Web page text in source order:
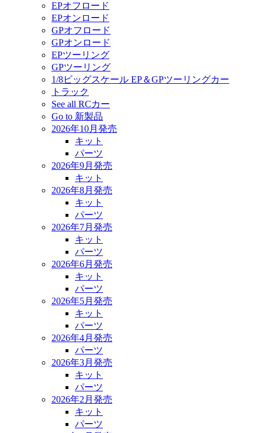
EPオフロード
EPオンロード
GPオフロード
GPオンロード
EPツーリング
GPツーリング
1/8ビッグスケール EP＆GPツーリングカー
トラック
See all RCカー
Go to 新製品
2026年10月発売
キット
パーツ
2026年9月発売
キット
2026年8月発売
キット
パーツ
2026年7月発売
キット
パーツ
2026年6月発売
キット
パーツ
2026年5月発売
キット
パーツ
2026年4月発売
パーツ
2026年3月発売
キット
パーツ
2026年2月発売
キット
パーツ